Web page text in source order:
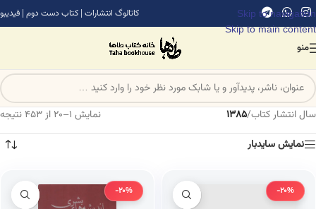
Skip to navigation
Skip to main content
کاتالوگ انتشارات | کتاب دست دوم | فیدیبو
منو
سال انتشار کتاب/
1385
نمایش 1–20 از 453 نتیجه
نمایش سایدبار
-20%
-20%